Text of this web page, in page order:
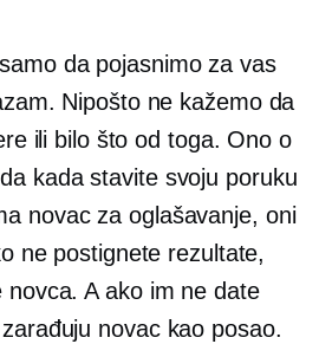
da pojasnimo za vas
Nipošto ne kažemo da
ili bilo što od toga. Ono o
kada stavite svoju poruku
novac za oglašavanje, oni
ne postignete rezultate,
novca. A ako im ne date
novac kao posao.